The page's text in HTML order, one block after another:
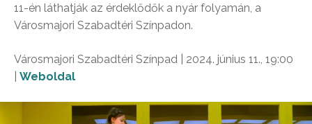
11-én láthatják az érdeklődők a nyár folyamán, a
Városmajori Szabadtéri Színpadon.
Városmajori Szabadtéri Színpad | 2024. június 11., 19:00
Weboldal